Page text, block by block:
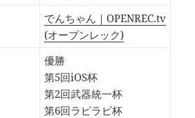
でんちゃん｜OPENREC.tv
(オープンレック)
優勝
第5回iOS杯
第2回武器統一杯
第6回ラピラビ杯